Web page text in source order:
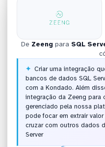
De Zeeng para SQL
Criar uma integração
bancos de dados SQL
com a Kondado. Além
integração da Zeeng para
gerenciado pela nossa
pode focar em extrair
cruzar com outros dados
Server